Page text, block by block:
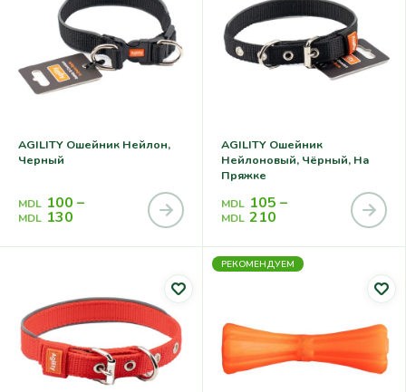
AGILITY Ошейник Нейлон,
Черный
MDL 100 –
MDL 130
AGILITY Ошейник
Нейлоновый, Чёрный, На
Пряжке
MDL 105 –
MDL 210
РЕКОМЕНДУЕМ